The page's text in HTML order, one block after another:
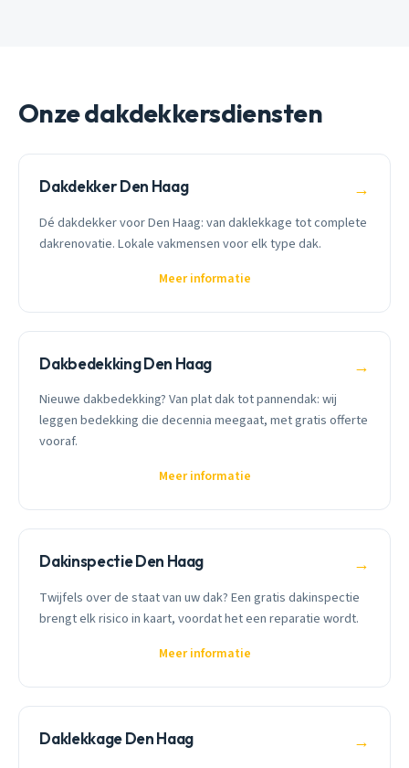
Onze dakdekkersdiensten
Dakdekker Den Haag →
Dé dakdekker voor Den Haag: van daklekkage tot complete
dakrenovatie. Lokale vakmensen voor elk type dak.
Meer informatie
Dakbedekking Den Haag →
Nieuwe dakbedekking? Van plat dak tot pannendak: wij
leggen bedekking die decennia meegaat, met gratis offerte
vooraf.
Meer informatie
Dakinspectie Den Haag →
Twijfels over de staat van uw dak? Een gratis dakinspectie
brengt elk risico in kaart, voordat het een reparatie wordt.
Meer informatie
Daklekkage Den Haag →